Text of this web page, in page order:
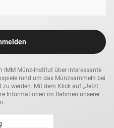
IMM Münz-Institut über interessante
rund um das Münzsammeln bei
zu werden. Mit dem Klick auf „Jetzt
Informationen im Rahmen unserer